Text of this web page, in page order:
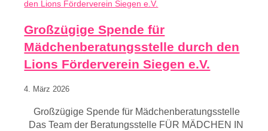
Großzügige Spende für
Mädchenberatungsstelle durch den
Lions Förderverein Siegen e.V.
4. März 2026
Großzügige Spende für Mädchenberatungsstelle
Das Team der Beratungsstelle FÜR MÄDCHEN IN